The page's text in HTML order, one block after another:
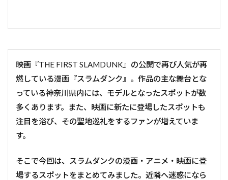
映画『THE FIRST SLAMDUNK』の公開で再び人気が再
燃している漫画『スラムダンク』。作品の主な舞台とな
っている神奈川県内には、モデルとなったスポットが数
多くあります。また、映画に新たに登場したスポットも
注目を浴び、その聖地巡礼をするファンが増えていま
す。
そこで今回は、スラムダンクの漫画・アニメ・映画に登
場するスポットをまとめてみました。近隣へ迷惑になら